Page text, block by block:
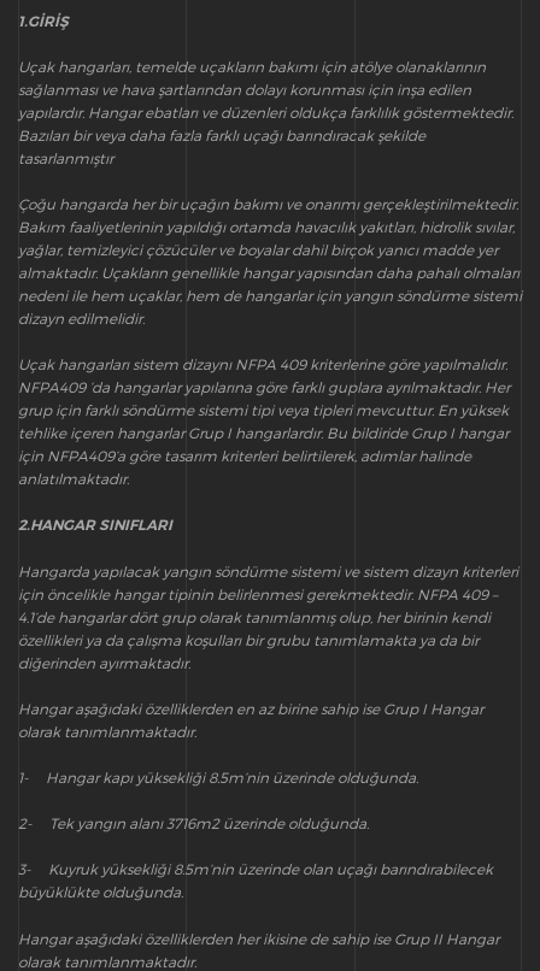
1.GİRİŞ
Uçak hangarları, temelde uçakların bakımı için atölye olanaklarının
sağlanması ve hava şartlarından dolayı korunması için inşa edilen
yapılardır. Hangar ebatları ve düzenleri oldukça farklılık göstermektedir.
Bazıları bir veya daha fazla farklı uçağı barındıracak şekilde
tasarlanmıştır
Çoğu hangarda her bir uçağın bakımı ve onarımı gerçekleştirilmektedir.
Bakım faaliyetlerinin yapıldığı ortamda havacılık yakıtları, hidrolik sıvılar,
yağlar, temizleyici çözücüler ve boyalar dahil birçok yanıcı madde yer
almaktadır. Uçakların genellikle hangar yapısından daha pahalı olmaları
nedeni ile hem uçaklar, hem de hangarlar için yangın söndürme sistemi
dizayn edilmelidir.
Uçak hangarları sistem dizaynı NFPA 409 kriterlerine göre yapılmalıdır.
NFPA409 ‘da hangarlar yapılarına göre farklı guplara ayrılmaktadır. Her
grup için farklı söndürme sistemi tipi veya tipleri mevcuttur. En yüksek
tehlike içeren hangarlar Grup I hangarlardır. Bu bildiride Grup I hangar
için NFPA409’a göre tasarım kriterleri belirtilerek, adımlar halinde
anlatılmaktadır.
2.HANGAR SINIFLARI
Hangarda yapılacak yangın söndürme sistemi ve sistem dizayn kriterleri
için öncelikle hangar tipinin belirlenmesi gerekmektedir. NFPA 409 –
4.1’de hangarlar dört grup olarak tanımlanmış olup, her birinin kendi
özellikleri ya da çalışma koşulları bir grubu tanımlamakta ya da bir
diğerinden ayırmaktadır.
Hangar aşağıdaki özelliklerden en az birine sahip ise Grup I Hangar
olarak tanımlanmaktadır.
1- Hangar kapı yüksekliği 8.5m’nin üzerinde olduğunda.
2- Tek yangın alanı 3716m2 üzerinde olduğunda.
3- Kuyruk yüksekliği 8.5m’nin üzerinde olan uçağı barındırabilecek
büyüklükte olduğunda.
Hangar aşağıdaki özelliklerden her ikisine de sahip ise Grup II Hangar
olarak tanımlanmaktadır.